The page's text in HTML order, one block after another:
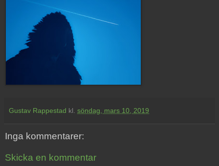
Gustav Rappestad kl. söndag, mars 10, 2019
Inga kommentarer:
Skicka en kommentar